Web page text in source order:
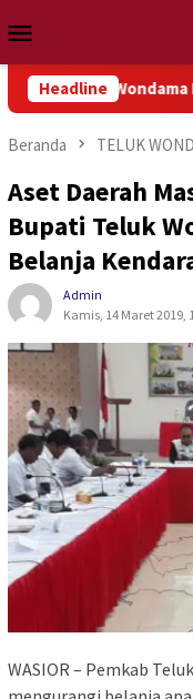
ke
kontenMobile
Headline
Wondama Dilantik,
Beranda TELUK
Aset Daerah
Bupati Teluk
Belanja
Admin
Kamis, 14 Maret 2019,
WASIOR – Pemkab